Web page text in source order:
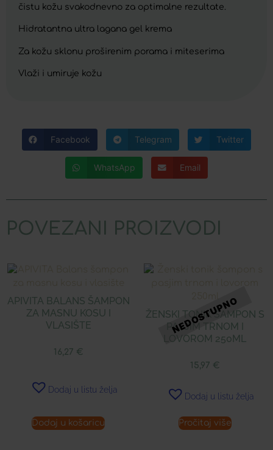
čistu kožu svakodnevno za optimalne rezultate.
Hidratantna ultra lagana gel krema
Za kožu sklonu proširenim porama i miteserima
Vlaži i umiruje kožu
Facebook Telegram Twitter
WhatsApp Email
POVEZANI PROIZVODI
APIVITA BALANS ŠAMPON
ZA MASNU KOSU I
VLASIŠTE
16,27 €
Dodaj u listu želja
Dodaj u košaricu
ŽENSKI TONIK ŠAMPON S
PASJIM TRNOM I
LOVOROM 250ML
15,97 €
Dodaj u listu želja
Pročitaj više